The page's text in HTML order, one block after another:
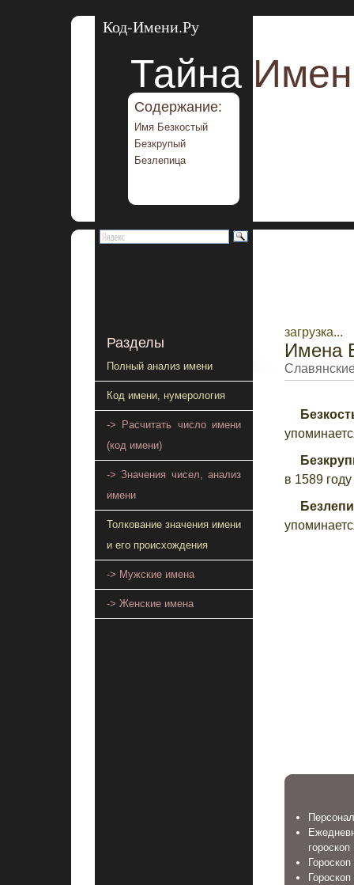
Код-Имени.Ру
Тайна
Содержание:
Имя Безкостый
Безкрупый
Безлепица
загрузка...
Имена
в 1589
гороскоп
Разделы
Полный анализ имени
Код имени, нумерология
-> Расчитать число имени
(код имени)
-> Значения чисел, анализ
имени
Толкование значения имени
и его происхождения
-> Мужские имена
-> Женские имена